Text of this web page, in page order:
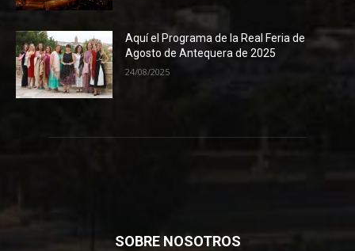
Aquí el Programa de la Real Feria de
Agosto de Antequera de 2025
24/08/2025
SOBRE NOSOTROS